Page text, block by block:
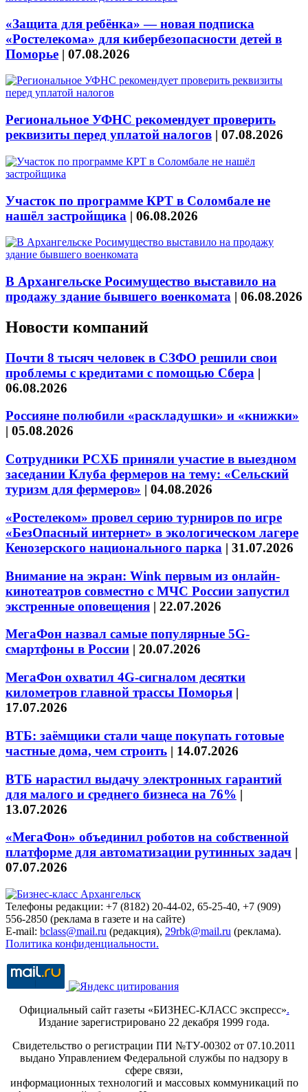
«Защита для ребёнка» — новая подписка
«Ростелекома» для кибербезопасности детей в
Поморье | 07.08.2026
Региональное УФНС рекомендует проверить
реквизиты перед уплатой налогов | 07.08.2026
Участок по программе КРТ в Соломбале не
нашёл застройщика | 06.08.2026
В Архангельске Росимущество выставило на
продажу здание бывшего военкомата | 06.08.2026
Новости компаний
Почти 8 тысяч человек в СЗФО решили свои
проблемы с кредитами с помощью Сбера |
06.08.2026
Россияне полюбили «раскладушки» и «книжки»
| 05.08.2026
Сотрудники РСХБ приняли участие в выездном
заседании Клуба фермеров на тему: «Сельский
туризм для фермеров» | 04.08.2026
«Ростелеком» провел серию турниров по игре
«БезОпасный интернет» в экологическом лагере
Кенозерского национального парка | 31.07.2026
Внимание на экран: Wink первым из онлайн-
кинотеатров совместно с МЧС России запустил
экстренные оповещения | 22.07.2026
МегаФон назвал самые популярные 5G-
смартфоны в России | 20.07.2026
МегаФон охватил 4G-сигналом десятки
километров главной трассы Поморья |
17.07.2026
ВТБ: заёмщики стали чаще покупать готовые
частные дома, чем строить | 14.07.2026
ВТБ нарастил выдачу электронных гарантий
для малого и среднего бизнеса на 76% |
13.07.2026
«МегаФон» объединил роботов на собственной
платформе для автоматизации рутинных задач |
07.07.2026
Телефоны редакции: +7 (8182) 20-44-02, 65-25-40, +7 (909)
556-2850 (реклама в газете и на сайте)
E-mail: bclass@mail.ru (редакция), 29rbk@mail.ru (реклама).
Политика конфиденциальности.
Официальный сайт газеты «БИЗНЕС-КЛАСС экспресс».
Издание зарегистрировано 22 декабря 1999 года.
Свидетельство о регистрации ПИ №ТУ-00302 от 07.10.2011
выдано Управлением Федеральной службы по надзору в
сфере связи,
информационных технологий и массовых коммуникаций по